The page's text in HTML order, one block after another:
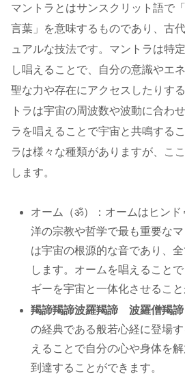
マントラとはサンスクリット語で
言葉」を意味するものであり、古
ュアルな技法です。マントラは特
し唱えることで、自分の意識やエ
聖な力や存在にアクセスしたりす
トラは宇宙の周波数や波動に合わ
ラを唱えることで宇宙と共鳴する
ラは様々な種類がありますが、こ
します。
オーム（ॐ）：オームはヒンド
洋の宗教や哲学で最も重要な
は宇宙の根源的な音であり、
します。オームを唱えること
ギーを宇宙と一体化させること
羯諦羯諦波羅羯諦 波羅僧羯
の経典である般若心経に登場
えることで自分の心や身体を
到達することができます。